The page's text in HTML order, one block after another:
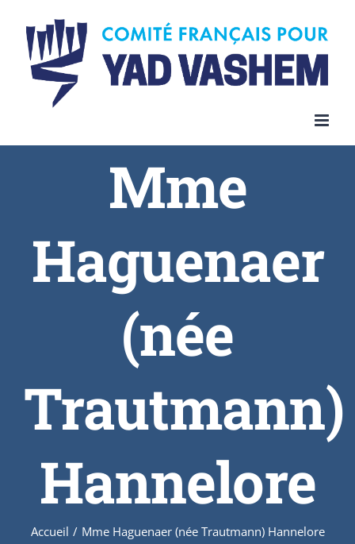
content
Mme
Haguenaer
(née
Trautmann)
Hannelore
Accueil / Mme Haguenaer (née Trautmann) Hannelore